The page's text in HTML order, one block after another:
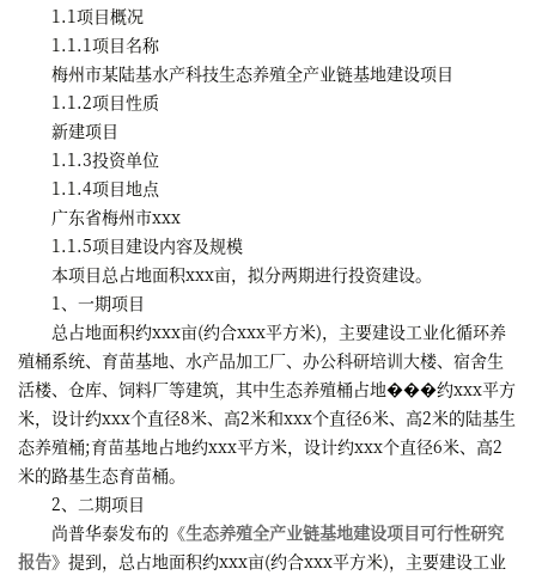
1.1项目概况
1.1.1项目名称
梅州市某陆基水产科技生态养殖全产业链基地建设项目
1.1.2项目性质
新建项目
1.1.3投资单位
1.1.4项目地点
广东省梅州市xxx
1.1.5项目建设内容及规模
本项目总占地面积xxx亩，拟分两期进行投资建设。
1、一期项目
总占地面积约xxx亩(约合xxx平方米)，主要建设工业化循环养
殖桶系统、育苗基地、水产品加工厂、办公科研培训大楼、宿舍生
活楼、仓库、饲料厂等建筑，其中生态养殖桶占地���约xxx平方
米，设计约xxx个直径8米、高2米和xxx个直径6米、高2米的陆基生
态养殖桶;育苗基地占地约xxx平方米，设计约xxx个直径6米、高2
米的路基生态育苗桶。
2、二期项目
尚普华泰发布的《生态养殖全产业链基地建设项目可行性研究
报告》提到，总占地面积约xxx亩(约合xxx平方米)，主要建设工业